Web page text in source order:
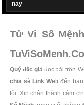
nay
Tử Vi Số
Quý độc giả đọc bài trên
chia sẻ Link Web đến
tôi. Xin chân thành cảm